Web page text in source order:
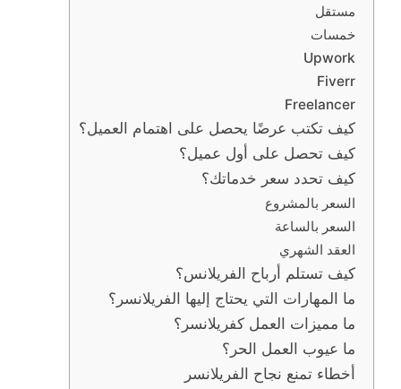
مستقل
خمسات
Upwork
Fiverr
Freelancer
كيف تكتب عرضًا يحصل على اهتمام العميل؟
كيف تحصل على أول عميل؟
كيف تحدد سعر خدماتك؟
السعر بالمشروع
السعر بالساعة
العقد الشهري
كيف تستلم أرباح الفريلانس؟
ما المهارات التي يحتاج إليها الفريلانسر؟
ما مميزات العمل كفريلانسر؟
ما عيوب العمل الحر؟
أخطاء تمنع نجاح الفريلانسر